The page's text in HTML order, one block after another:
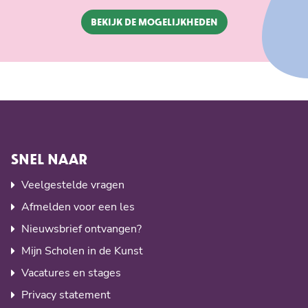
BEKIJK DE MOGELIJKHEDEN
SNEL NAAR
Veelgestelde vragen
Afmelden voor een les
Nieuwsbrief ontvangen?
Mijn Scholen in de Kunst
Vacatures en stages
Privacy statement